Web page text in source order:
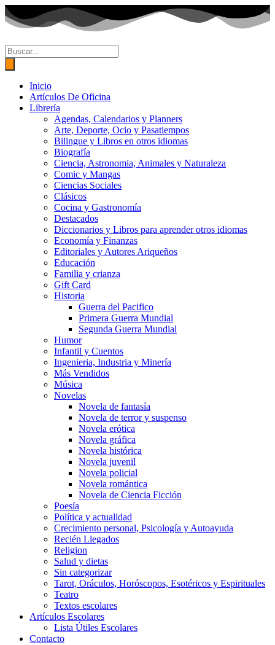
Ir
al
contenido
Búsqueda
de
productos
Inicio
Artículos De Oficina
Librería
Agendas, Calendarios y Planners
Arte, Deporte, Ocio y Pasatiempos
Bilingue y Libros en otros idiomas
Biografía
Ciencia, Astronomia, Animales y Naturaleza
Comic y Mangas
Ciencias Sociales
Clásicos
Cocina y Gastronomía
Destacados
Diccionarios y Libros para aprender otros idiomas
Economía y Finanzas
Editoriales y Autores Ariqueños
Educación
Familia y crianza
Gift Card
Historia
Guerra del Pacifico
Primera Guerra Mundial
Segunda Guerra Mundial
Humor
Infantil y Cuentos
Ingenieria, Industria y Minería
Más Vendidos
Música
Novelas
Novela de fantasía
Novela de terror y suspenso
Novela erótica
Novela gráfica
Novela histórica
Novela juvenil
Novela policial
Novela romántica
Novela de Ciencia Ficción
Poesía
Política y actualidad
Crecimiento personal, Psicología y Autoayuda
Recién Llegados
Religion
Salud y dietas
Sin categorizar
Tarot, Oráculos, Horóscopos, Esotéricos y Espirituales
Teatro
Textos escolares
Artículos Escolares
Lista Útiles Escolares
Contacto